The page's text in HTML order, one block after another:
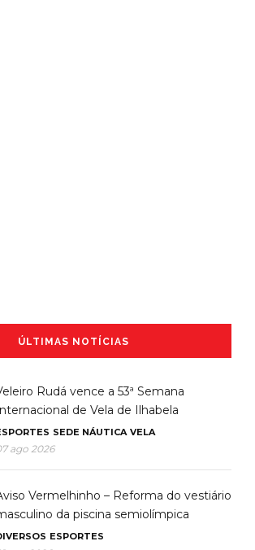
ÚLTIMAS NOTÍCIAS
Rudá vence a 53ª Semana
de Vela de Ilhabela
SEDE NÁUTICA VELA
ago 2026
Vermelhinho – Reforma do vestiário
da piscina semiolímpica
ESPORTES